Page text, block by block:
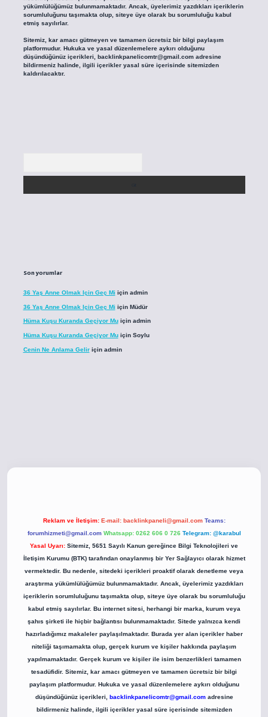
yükümlülüğümüz bulunmamaktadır. Ancak, üyelerimiz yazdıkları içeriklerin
sorumluluğunu taşımakta olup, siteye üye olarak bu sorumluluğu kabul
etmiş sayılırlar.
Sitemiz, kar amacı gütmeyen ve tamamen ücretsiz bir bilgi paylaşım
platformudur. Hukuka ve yasal düzenlemelere aykırı olduğunu
düşündüğünüz içerikleri, backlinkpanelicomtr@gmail.comadresine
bildirmeniz halinde, ilgili içerikler yasal süre içerisinde sitemizden
kaldırılacaktır.
Son yorumlar
36 Yaş Anne Olmak Için Geç Mi için admin
36 Yaş Anne Olmak Için Geç Mi için Müdür
Hüma Kuşu Kuranda Geçiyor Muiçin admin
Hüma Kuşu Kuranda Geçiyor Muiçin Soylu
Cenin Ne Anlama Geliriçin admin
Reklam ve İletişim: E-mail: backlinkpaneli@gmail.com Teams:
forumhizmeti@gmail.com Whatsapp: 0262 606 0 726 Telegram: @karabul
Yasal Uyarı: Sitemiz, 5651 Sayılı Kanun gereğince Bilgi Teknolojileri ve
İletişim Kurumu (BTK) tarafından onaylanmış bir Yer Sağlayıcı olarak hizmet
vermektedir. Bu nedenle, sitedeki içerikleri proaktif olarak denetleme veya
araştırma yükümlülüğümüz bulunmamaktadır. Ancak, üyelerimiz yazdıkları
içeriklerin sorumluluğunu taşımakta olup, siteye üye olarak bu sorumluluğu
kabul etmiş sayılırlar. Bu internet sitesi, herhangi bir marka, kurum veya
şahıs şirketi ile hiçbir bağlantısı bulunmamaktadır. Sitede yalnızca kendi
hazırladığımız makaleler paylaşılmaktadır. Burada yer alan içerikler haber
niteliği taşımamakta olup, gerçek kurum ve kişiler hakkında paylaşım
yapılmamaktadır. Gerçek kurum ve kişiler ile isim benzerlikleri tamamen
tesadüfidir. Sitemiz, kar amacı gütmeyen ve tamamen ücretsiz bir bilgi
paylaşım platformudur. Hukuka ve yasal düzenlemelere aykırı olduğunu
düşündüğünüz içerikleri, backlinkpanelicomtr@gmail.comadresine
bildirmeniz halinde, ilgili içerikler yasal süre içerisinde sitemizden